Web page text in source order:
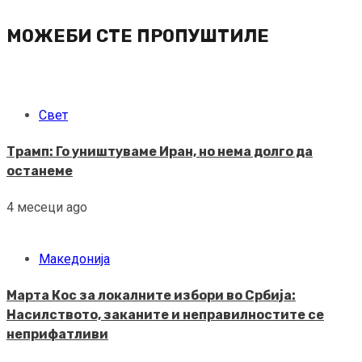
МОЖЕБИ СТЕ ПРОПУШТИЛЕ
Свет
Трамп: Го уништуваме Иран, но нема долго да
останеме
4 месеци ago
Македонија
Марта Кос за локалните избори во Србија:
Насилството, заканите и неправилностите се
неприфатливи